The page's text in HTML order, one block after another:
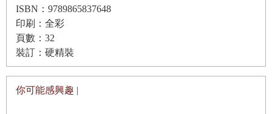
ISBN：9789865837648
印刷：全彩
頁數：32
裝訂：硬精裝
你可能感興趣 |